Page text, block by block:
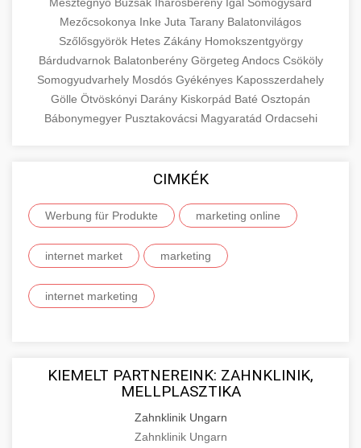
Mezőcsokonya Inke Juta Tarany Balatonvilágos
Szőlősgyörök Hetes Zákány Homokszentgyörgy
Bárdudvarnok Balatonberény Görgeteg Andocs Csököly
Somogyudvarhely Mosdós Gyékényes Kaposszerdahely
Gölle Ötvöskónyi Darány Kiskorpád Baté Osztopán
Bábonymegyer Pusztakovácsi Magyaratád Ordacsehi
CIMKÉK
Werbung für Produkte marketing online
internet market marketing
internet marketing
KIEMELT PARTNEREINK: ZAHNKLINIK,
MELLPLASZTIKA
Zahnklinik Ungarn
Zahnklinik Ungarn